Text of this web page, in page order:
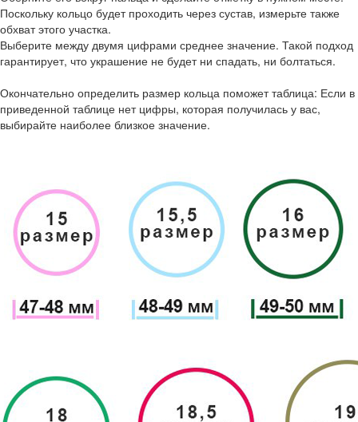
Поскольку кольцо будет проходить через сустав, измерьте также
обхват этого участка.
Выберите между двумя цифрами среднее значение. Такой подход
гарантирует, что украшение не будет ни спадать, ни болтаться.
Окончательно определить размер кольца поможет таблица: Если в
приведенной таблице нет цифры, которая получилась у вас,
выбирайте наиболее близкое значение.